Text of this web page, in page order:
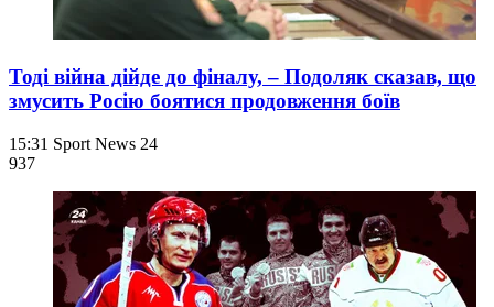
Тоді війна дійде до фіналу, – Подоляк сказав, що
змусить Росію боятися продовження боїв
15:31 Sport News 24
937